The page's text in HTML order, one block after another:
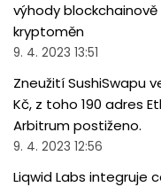
výhody
kryptoměn
9. 4. 2023 13:51
Zneužití SushiSwapu
Kč, z toho 190 adres
Arbitrum postiženo.
9. 4. 2023 12:56
Liqwid Labs integruje